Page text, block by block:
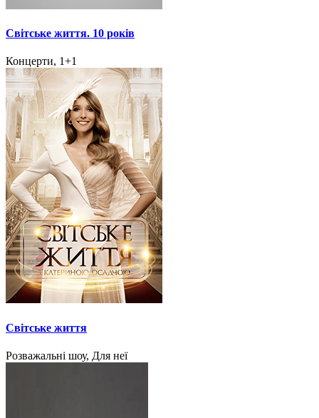
Світське життя. 10 років
Концерти, 1+1
Світське життя
Розважальні шоу, Для неї